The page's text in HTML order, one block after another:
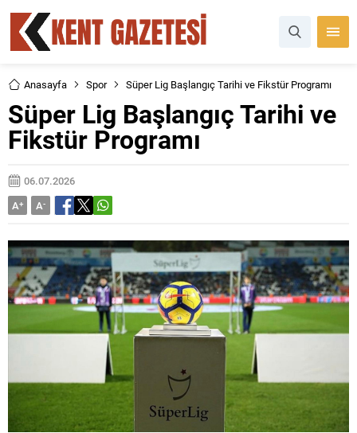
Anasayfa Spor Süper Lig Başlangıç Tarihi ve Fikstür Programı
Süper Lig Başlangıç Tarihi ve
Fikstür Programı
06.07.2026
A+ A-